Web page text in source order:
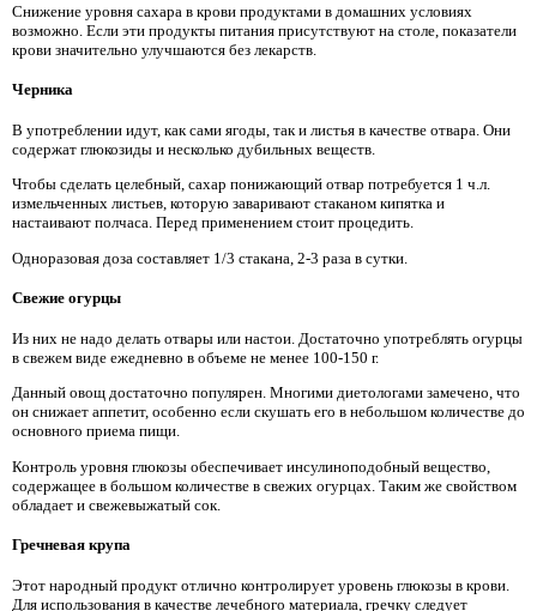
Снижение уровня сахара в крови продуктами в домашних условиях
возможно. Если эти продукты питания присутствуют на столе, показатели
крови значительно улучшаются без лекарств.
Черника
В употреблении идут, как сами ягоды, так и листья в качестве отвара. Они
содержат глюкозиды и несколько дубильных веществ.
Чтобы сделать целебный, сахар понижающий отвар потребуется 1 ч.л.
измельченных листьев, которую заваривают стаканом кипятка и
настаивают полчаса. Перед применением стоит процедить.
Одноразовая доза составляет 1/3 стакана, 2-3 раза в сутки.
Свежие огурцы
Из них не надо делать отвары или настои. Достаточно употреблять огурцы
в свежем виде ежедневно в объеме не менее 100-150 г.
Данный овощ достаточно популярен. Многими диетологами замечено, что
он снижает аппетит, особенно если скушать его в небольшом количестве до
основного приема пищи.
Контроль уровня глюкозы обеспечивает инсулиноподобный вещество,
содержащее в большом количестве в свежих огурцах. Таким же свойством
обладает и свежевыжатый сок.
Гречневая крупа
Этот народный продукт отлично контролирует уровень глюкозы в крови.
Для использования в качестве лечебного материала, гречку следует